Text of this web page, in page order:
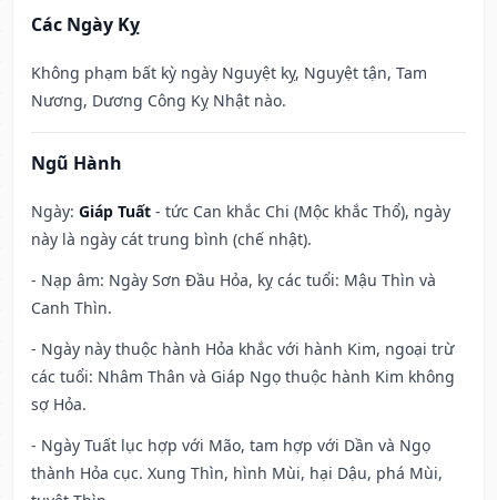
Các Ngày Kỵ
Không phạm bất kỳ ngày Nguyệt kỵ, Nguyệt tận, Tam
Nương, Dương Công Kỵ Nhật nào.
Ngũ Hành
Ngày: Giáp Tuất - tức Can khắc Chi (Mộc khắc Thổ), ngày
này là ngày cát trung bình (chế nhật).
- Nạp âm: Ngày Sơn Đầu Hỏa, kỵ các tuổi: Mậu Thìn và
Canh Thìn.
- Ngày này thuộc hành Hỏa khắc với hành Kim, ngoại trừ
các tuổi: Nhâm Thân và Giáp Ngọ thuộc hành Kim không
sợ Hỏa.
- Ngày Tuất lục hợp với Mão, tam hợp với Dần và Ngọ
thành Hỏa cục. Xung Thìn, hình Mùi, hại Dậu, phá Mùi,